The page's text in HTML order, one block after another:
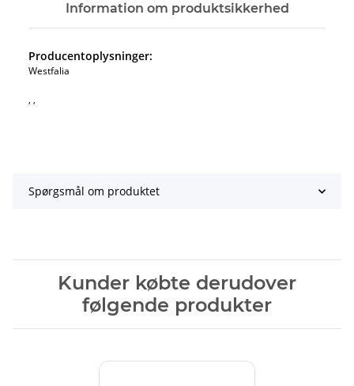
Information om produktsikkerhed
Producentoplysninger:
Westfalia
, ,
Spørgsmål om produktet
Kunder købte derudover
følgende produkter